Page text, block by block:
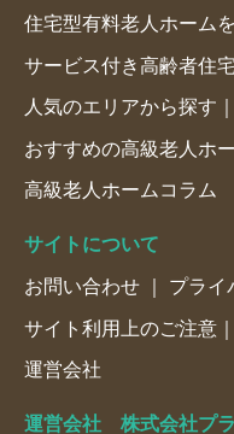
住宅型有料老人ホーム
サービス付き高齢者住
人気のエリアから探す
おすすめの高級老人ホ
高級老人ホームコラム
サイトについて
お問い合わせ プライ
サイト利用上のご注意
運営会社
運営会社 株式会社プ